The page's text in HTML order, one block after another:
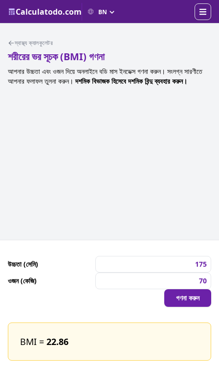
Calculatodo.com
স্বাস্থ্য ক্যালকুলেটর
শরীরের ভর সূচক (BMI) গণনা
আপনার উচ্চতা এবং ওজন দিয়ে অনলাইনে বডি মাস ইনডেক্স গণনা করুন। সংলগ্ন সারণীতে
আপনার ফলাফল তুলনা করুন।দশমিক বিভাজক হিসেবে দশমিক বিন্দু ব্যবহার করুন।
উচ্চতা (সেমি)
ওজন (কেজি)
গণনা করুন
BMI = 22.86